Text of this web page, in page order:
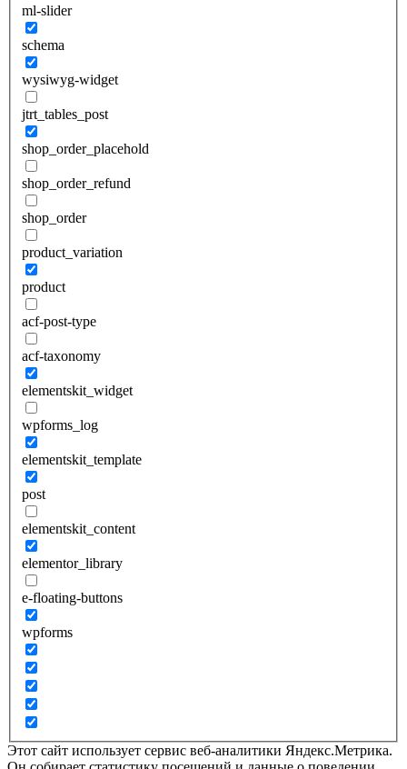
ml-slider
schema
wysiwyg-widget
jtrt_tables_post
shop_order_placehold
shop_order_refund
shop_order
product_variation
product
acf-post-type
acf-taxonomy
elementskit_widget
wpforms_log
elementskit_template
post
elementskit_content
elementor_library
e-floating-buttons
wpforms
Этот сайт использует сервис веб-аналитики Яндекс.Метрика.